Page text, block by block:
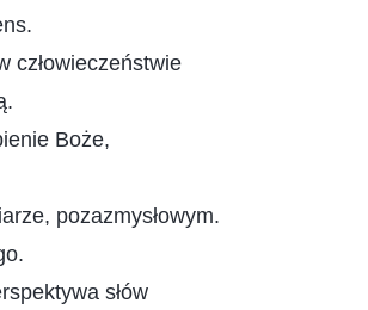
człowieczeństwie
Boże,
pozazmysłowym.
słów